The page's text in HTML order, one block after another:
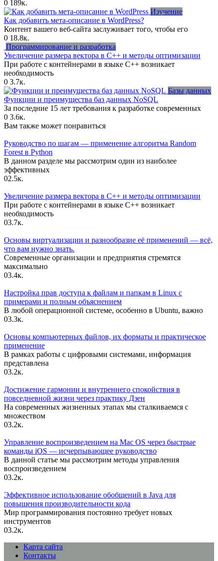
0 189к.
Изучение
Как добавить мета-описание в WordPress?
Контент вашего веб-сайта заслуживает того, чтобы его
0 18.8к.
Программирование и разработка
Увеличение размера вектора в C++ и методы оптимизации
При работе с контейнерами в языке C++ возникает
необходимость
0 3.7к.
Базы данных
Функции и преимущества баз данных NoSQL
За последние 15 лет требования к разработке современных
0 3.6к.
Вам также может понравиться
Руководство по шагам — применение алгоритма Random
Forest в Python
В данном разделе мы рассмотрим один из наиболее
эффективных
02.5к.
Увеличение размера вектора в C++ и методы оптимизации
При работе с контейнерами в языке C++ возникает
необходимость
03.7к.
Основы виртуализации и разнообразие её применений — всё,
что вам нужно знать.
Современные организации и предприятия стремятся
максимально
03.4к.
Настройка прав доступа к файлам и папкам в Linux с
примерами и полным объяснением
В любой операционной системе, особенно в Ubuntu, важно
03.3к.
Основы компьютерных файлов, их форматы и практическое
применение
В рамках работы с цифровыми системами, информация
представлена
03.2к.
Достижение гармонии и внутреннего спокойствия в
повседневной жизни через практику Дзен
На современных жизненных этапах мы сталкиваемся с
множеством
03.2к.
Управление воспроизведением на Mac OS через быстрые
команды iOS — исчерпывающее руководство
В данной статье мы рассмотрим методы управления
воспроизведением
03.2к.
Эффективное использование обобщений в Java для
повышения производительности кода
Мир программирования постоянно требует новых
инструментов
03.2к.
Карта сайта
Контакты